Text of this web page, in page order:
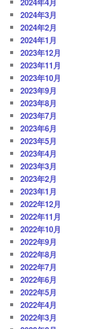
2024年3月
2024年2月
2024年1月
2023年12月
2023年11月
2023年10月
2023年9月
2023年8月
2023年7月
2023年6月
2023年5月
2023年4月
2023年3月
2023年2月
2023年1月
2022年12月
2022年11月
2022年10月
2022年9月
2022年8月
2022年7月
2022年6月
2022年5月
2022年4月
2022年3月